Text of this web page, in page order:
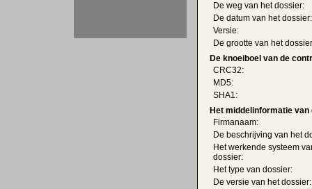
De weg van het dossier:
De datum van het dossier:
Versie:
De grootte van het
De knoeiboel van de
CRC32:
MD5:
SHA1:
Het middelinformatie van
Firmanaam:
De beschrijving van het
Het werkende systeem
dossier:
Het type van dossier:
De versie van het dossier: